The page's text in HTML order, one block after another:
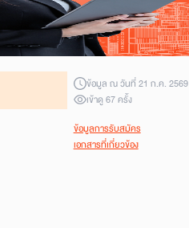
ข้อมูล ณ วันที่21 ก.ค. 2569
เข้าดู 67 ครั้ง
ข้อมูลการรับสมัคร
เอกสารที่เกี่ยวข้อง